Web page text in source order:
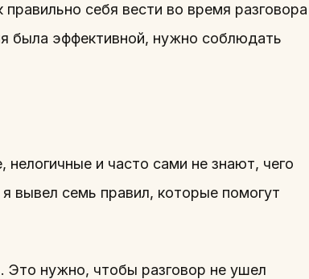
себя вести во время разговора
была эффективной, нужно соблюдать
и часто сами не знают, чего
вывел семь правил, которые помогут
нужно, чтобы разговор не ушел